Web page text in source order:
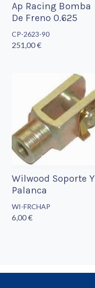
Ap Racing Bomba
De Freno 0.625
CP-2623-90
251,00 €
Wilwood Soporte Y
Palanca
WI-FRCHAP
6,00 €